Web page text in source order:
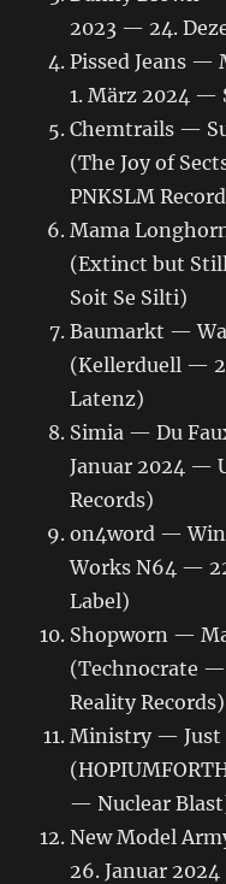
2023 — 24.
Pissed Jeans
1. März 2024 —
Chemtrails —
(The Joy of
PNKSLM
Mama
(Extinct but
Soit Se Silti)
Baumarkt —
(Kellerduell —
Latenz)
Simia — Du
Januar 2024 —
Records)
on4word —
Works N64 —
Label)
Shopworn —
(Technocrate
Reality Records)
Ministry — Just
— Nuclear
New Model
26. Januar